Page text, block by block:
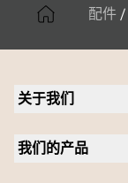
配件 /
关于我们
人才招聘
我们的产品